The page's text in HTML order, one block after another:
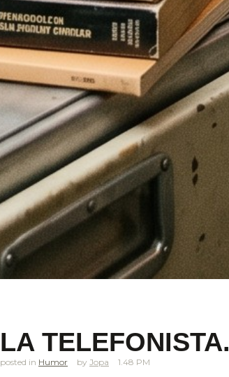
LA TELEFONISTA.
posted in Humor Jopa 1.48 PM